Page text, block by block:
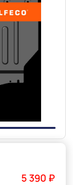
5 390 ₽